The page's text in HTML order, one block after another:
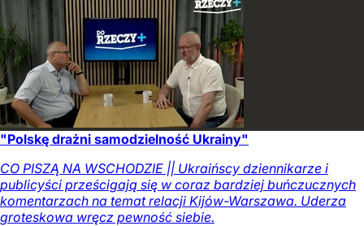
"Polskę drażni samodzielność Ukrainy"
CO PISZĄ NA WSCHODZIE || Ukraińscy dziennikarze i
publicyści prześcigają się w coraz bardziej buńczucznych
komentarzach na temat relacji Kijów-Warszawa. Uderza
groteskowa wręcz pewność siebie.